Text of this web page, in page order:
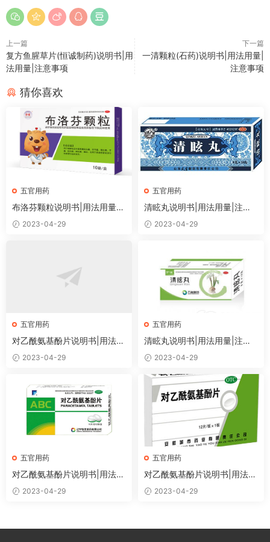
上一篇
复方鱼腥草片(恒诚制药)说明书|用
法用量|注意事项
下一篇
一清颗粒(石药)说明书|用法用量|
注意事项
猜你喜欢
五官用药
布洛芬颗粒说明书|用法用量|
注意事项
2023-04-29
五官用药
清眩丸说明书|用法用量|注意
事项2023-04-29
五官用药
对乙酰氨基酚片说明书|用法用
量|注意事项
2023-04-29
五官用药
清眩丸说明书|用法用量|注意
事项2023-04-29
五官用药
对乙酰氨基酚片说明书|用法用
量|注意事项
2023-04-29
五官用药
对乙酰氨基酚片说明书|用法用
量|注意事项
2023-04-29